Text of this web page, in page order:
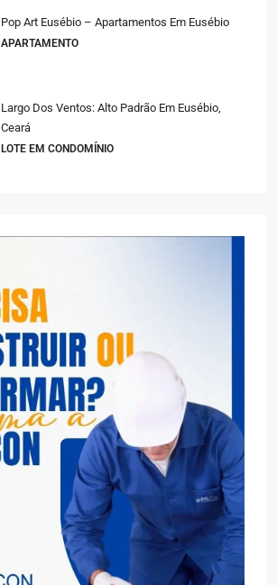
Pop Art Eusébio – Apartamentos Em Eusébio
APARTAMENTO
Largo Dos Ventos: Alto Padrão Em Eusébio,
Ceará
LOTE EM CONDOMÍNIO